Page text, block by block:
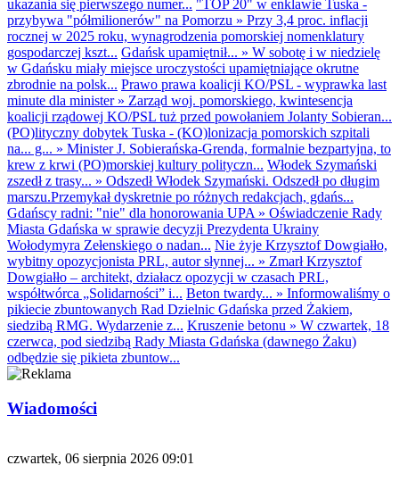
ukazania się pierwszego numer... "TOP 20" w enklawie Tuska -
przybywa "półmilionerów" na Pomorzu » Przy 3,4 proc. inflacji
rocznej w 2025 roku, wynagrodzenia pomorskiej nomenklatury
gospodarczej kszt... Gdańsk upamiętnił... » W sobotę i w niedzielę
w Gdańsku miały miejsce uroczystości upamiętniające okrutne
zbrodnie na polsk... Prawo prawa koalicji KO/PSL - wyprawka last
minute dla minister» Zarząd woj. pomorskiego, kwintesencja
koalicji rządowej KO/PSL tuż przed powołaniem Jolanty Sobieran...
(PO)lityczny dobytek Tuska - (KO)lonizacja pomorskich szpitali
na... g... » Minister J. Sobierańska-Grenda, formalnie bezpartyjna, to
krew z krwi (PO)morskiej kultury polityczn... Włodek Szymański
zszedł z trasy... » Odszedł Włodek Szymański. Odszedł po długim
marszu.Przemykał dyskretnie po różnych redakcjach, gdańs...
Gdańscy radni: "nie" dla honorowania UPA » Oświadczenie Rady
Miasta Gdańska w sprawie decyzji Prezydenta Ukrainy
Wołodymyra Zełenskiego o nadan... Nie żyje Krzysztof Dowgiałło,
wybitny opozycjonista PRL, autor słynnej... » Zmarł Krzysztof
Dowgiałło – architekt, działacz opozycji w czasach PRL,
współtwórca „Solidarności” i... Beton twardy... » Informowaliśmy o
pikiecie zbuntowanych Rad Dzielnic Gdańska przed Żakiem,
siedzibą RMG. Wydarzenie z... Kruszenie betonu » W czwartek, 18
czerwca, pod siedzibą Rady Miasta Gdańska (dawnego Żaku)
odbędzie się pikieta zbuntow...
Wiadomości
czwartek, 06 sierpnia 2026 09:01